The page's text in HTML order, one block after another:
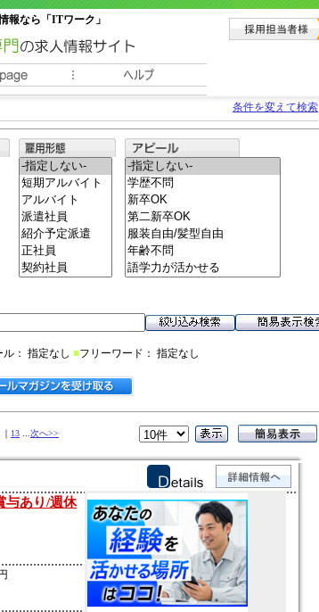
報なら「ITワーク」
条件を変えて検索
ル： 指定なし ■フリーワード： 指定なし
｜ 13 次へ>>
与あり/週休